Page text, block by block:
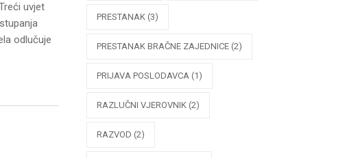
uvjet
odlučuje
PRESTANAK (3)
PRESTANAK BRAČNE ZAJEDNICE (2)
PRIJAVA POSLODAVCA (1)
RAZLUČNI VJEROVNIK (2)
RAZVOD (2)